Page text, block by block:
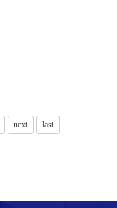
next last